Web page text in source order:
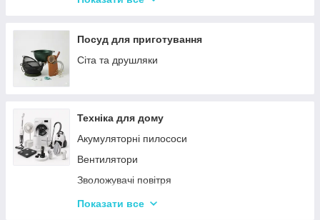
Посуд для дітей
Сервізи
Бульйонниці
Тарілки
Посуд для приготування
Сіта та друшляки
Техніка для дому
Акумуляторні пилососи
Вентилятори
Зволожувачі повітря
Пральні машинки
Показати все